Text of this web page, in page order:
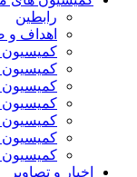
رابطین
اهداف
کمیسیون
کمیسیون
کمیسیون
کمیسیون
کمیسیون
اخبار و تصاویر